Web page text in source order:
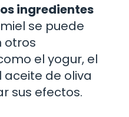
ingredientes
se puede
otros
el yogur, el
de oliva
sus efectos.